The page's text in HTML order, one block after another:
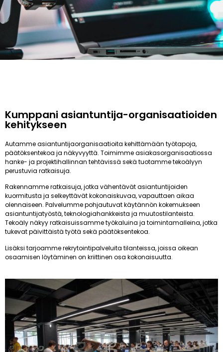
Kumppani asiantuntija-organisaatioiden
kehitykseen
Autamme asiantuntijaorganisaatioita kehittämään työtapoja,
päätöksentekoa ja näkyvyyttä. Toimimme asiakasorganisaatiossa
hanke- ja projektihallinnan tehtävissä sekä tuotamme tekoälyyn
perustuvia ratkaisuja.
Rakennamme ratkaisuja, jotka vähentävät asiantuntijoiden
kuormitusta ja selkeyttävät kokonaiskuvaa, vapauttaen aikaa
olennaiseen. Palvelumme pohjautuvat käytännön kokemukseen
asiantuntijatyöstä, teknologiahankkeista ja muutostilanteista.
Tekoäly näkyy ratkaisuissamme työkaluina ja toimintamalleina, jotka
tukevat päivittäistä työtä sekä päätöksentekoa.
Lisäksi tarjoamme rekrytointipalveluita tilanteissa, joissa oikean
osaamisen löytäminen on kriittinen osa kokonaisuutta.